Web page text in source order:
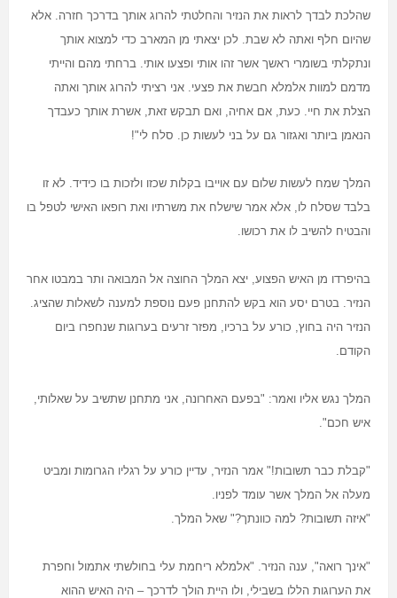
שהלכת לבדך לראות את הנזיר והחלטתי להרוג אותך בדרכך חזרה. אלא
שהיום חלף ואתה לא שבת. לכן יצאתי מן המארב כדי למצוא אותך
ונתקלתי בשומרי ראשך אשר זהו אותי ופצעו אותי. ברחתי מהם והייתי
מדמם למוות אלמלא חבשת את פצעי. אני רציתי להרוג אותך ואתה
הצלת את חיי. כעת, אם אחיה, ואם תבקש זאת, אשרת אותך כעבדך
הנאמן ביותר ואגזור גם על בני לעשות כן. סלח לי!"
המלך שמח לעשות שלום עם אוייבו בקלות שכזו ולזכות בו כידיד. לא זו
בלבד שסלח לו, אלא אמר שישלח את משרתיו ואת רופאו האישי לטפל בו
והבטיח להשיב לו את רכושו.
בהיפרדו מן האיש הפצוע, יצא המלך החוצה אל המבואה ותר במבטו אחר
הנזיר. בטרם יסע הוא בקש להתחנן פעם נוספת למענה לשאלות שהציג.
הנזיר היה בחוץ, כורע על ברכיו, מפזר זרעים בערוגות שנחפרו ביום
הקודם.
המלך נגש אליו ואמר: "בפעם האחרונה, אני מתחנן שתשיב על שאלותי,
איש חכם."
"קבלת כבר תשובות!" אמר הנזיר, עדיין כורע על רגליו הגרומות ומביט
מעלה אל המלך אשר עומד לפניו.
"איזה תשובות? למה כוונתך?" שאל המלך.
"אינך רואה", ענה הנזיר. "אלמלא ריחמת עלי בחולשתי אתמול וחפרת
את הערוגות הללו בשבילי, ולו היית הולך לדרכך – היה האיש ההוא